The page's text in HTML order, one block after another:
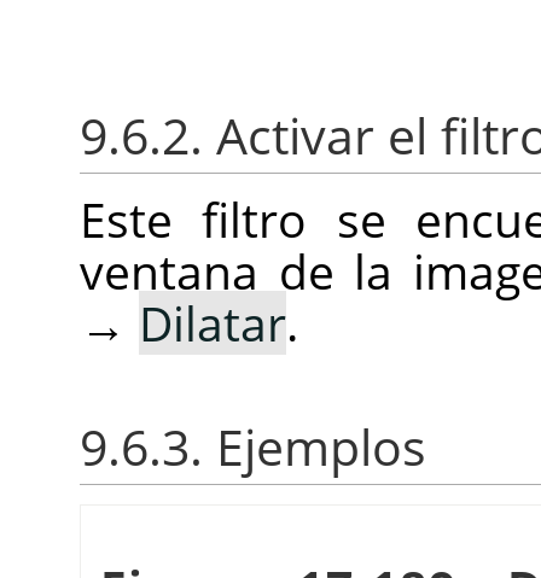
9.6.2. Activar el
Este filtro se
ventana de la
→ Dilatar.
9.6.3. Ejemplos